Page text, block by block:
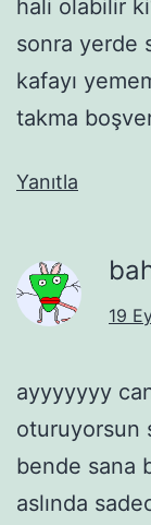
hali olabilir
sonra yerde
kafayı
takma
Yanıtla
19
ayyyyyyy
oturuyorsun
bende sana
aslında